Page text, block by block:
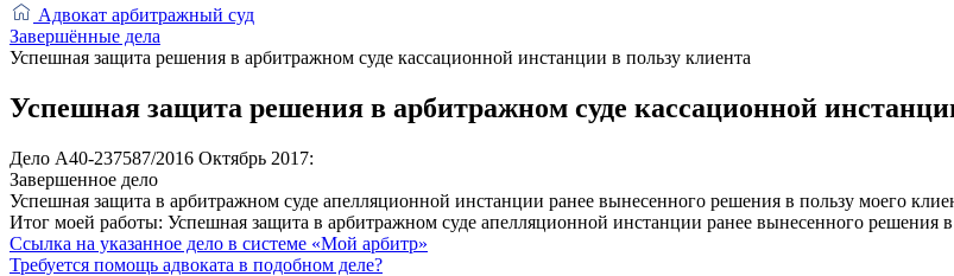
Адвокат арбитражный суд
Завершённые дела
Успешная защита решения в арбитражном суде кассационной инстанции в пользу клиента
Успешная защита решения в арбитражном суде кассационной
Дело А40-237587/2016 Октябрь 2017:
Завершенное дело
Успешная защита в арбитражном суде апелляционной инстанции ранее вынесенного решения в пользу моего
Итог моей работы: Успешная защита в арбитражном суде апелляционной инстанции ранее вынесенного решения в
Ссылка на указанное дело в системе «Мой арбитр»
Требуется помощь адвоката в подобном деле?